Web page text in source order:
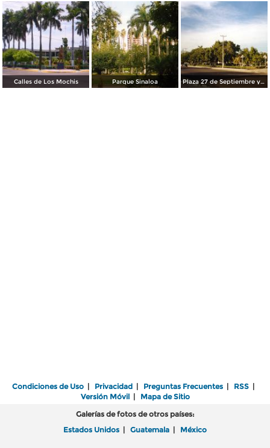
Calles de Los Mochis Parque Sinaloa Plaza 27 de Septiembre y Templo del Sagrado Corazón
Condiciones de Uso | Privacidad | Preguntas Frecuentes | RSS |
Versión Móvil| Mapa de Sitio
Galerías de fotos de otros países:
Estados Unidos | Guatemala | México